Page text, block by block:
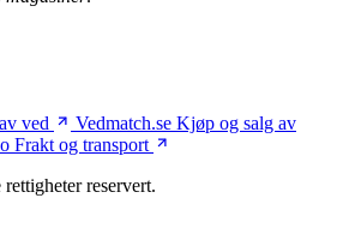
ved Vedmatch.se Kjøp og salg av
Frakt og transport
reservert.